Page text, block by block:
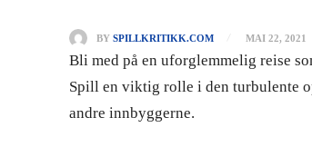
BY SPILLKRITIKK.COM MAI 22, 2021
Bli med på en uforglemmelig reise
Spill en viktig rolle i den turbulente
andre innbyggerne.